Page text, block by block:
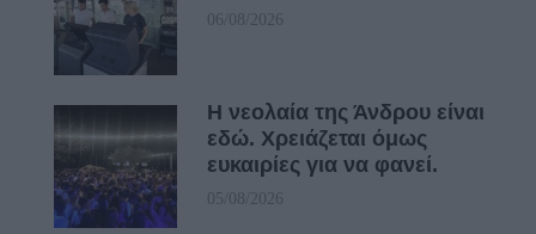
06/08/2026
Η νεολαία της Άνδρου είναι
εδώ. Χρειάζεται όμως
ευκαιρίες για να φανεί.
05/08/2026